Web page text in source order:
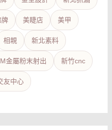
牌 美睫店 美甲
相親 新北素料
金屬粉末射出 新竹cnc
友中心